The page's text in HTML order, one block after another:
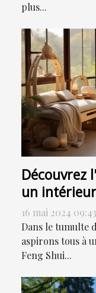
plus...
Découvrez
un
16 mai 2024 09:43
Dans le tumulte
aspirons tous à
Feng Shui...